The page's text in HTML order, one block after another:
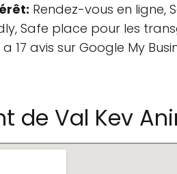
Rendez-vous en ligne,
Safe place pour les
17 avis sur Google My
de Val Kev